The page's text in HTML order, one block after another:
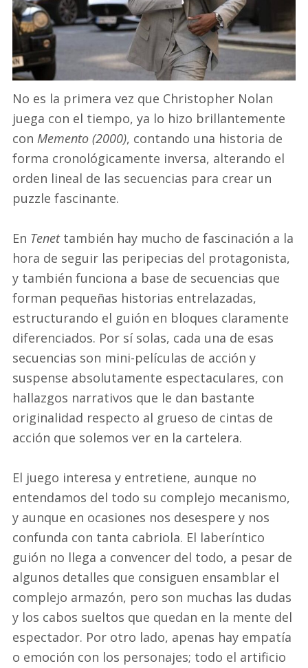
No es la primera vez que Christopher Nolan
juega con el tiempo, ya lo hizo brillantemente
con Memento (2000), contando una historia de
forma cronológicamente inversa, alterando el
orden lineal de las secuencias para crear un
puzzle fascinante.
En Tenettambién hay mucho de fascinación a la
hora de seguir las peripecias del protagonista,
y también funciona a base de secuencias que
forman pequeñas historias entrelazadas,
estructurando el guión en bloques claramente
diferenciados. Por sí solas, cada una de esas
secuencias son mini-películas de acción y
suspense absolutamente espectaculares, con
hallazgos narrativos que le dan bastante
originalidad respecto al grueso de cintas de
acción que solemos ver en la cartelera.
El juego interesa y entretiene, aunque no
entendamos del todo su complejo mecanismo,
y aunque en ocasiones nos desespere y nos
confunda con tanta cabriola. El laberíntico
guión no llega a convencer del todo, a pesar de
algunos detalles que consiguen ensamblar el
complejo armazón, pero son muchas las dudas
y los cabos sueltos que quedan en la mente del
espectador. Por otro lado, apenas hay empatía
o emoción con los personajes; todo el artificio